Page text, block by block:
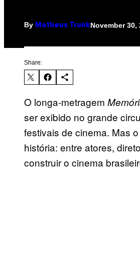
By Matheus TrunkNovember 30,
Share:
O longa-metragem
ser exibido no grande
festivais de cinema. Mas
história: entre atores,
construir o cinema